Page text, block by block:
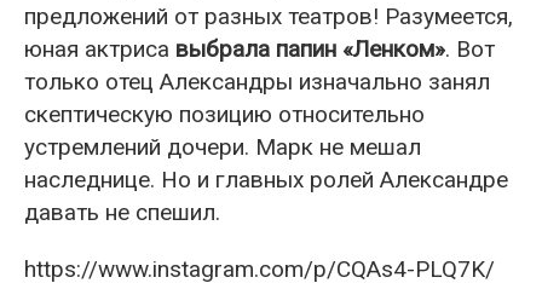
предложений от разных театров! Разумеется,
юная актриса выбрала папин «Ленком». Вот
только отец Александры изначально занял
скептическую позицию относительно
устремлений дочери. Марк не мешал
наследнице. Но и главных ролей Александре
давать не спешил.
https://www.instagram.com/p/CQAs4-PLQ7K/